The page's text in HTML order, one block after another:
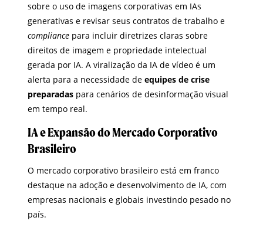
sobre o uso de imagens corporativas em IAs
generativas e revisar seus contratos de trabalho e
compliance para incluir diretrizes claras sobre
direitos de imagem e propriedade intelectual
gerada por IA. A viralização da IA de vídeo é um
alerta para a necessidade deequipes de crise
preparadas para cenários de desinformação visual
em tempo real.
IA e Expansão do Mercado Corporativo
Brasileiro
O mercado corporativo brasileiro está em franco
destaque na adoção e desenvolvimento de IA, com
empresas nacionais e globais investindo pesado no
país.